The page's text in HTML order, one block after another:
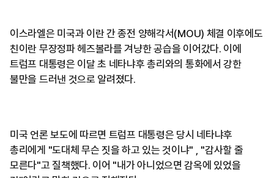
이스라엘은 미국과 이란 간 종전 양해각서(MOU) 체결 이후에도
친이란 무장정파 헤즈볼라를 겨냥한 공습을 이어갔다. 이에
트럼프 대통령은 이달 초 네타냐후 총리와의 통화에서 강한
불만을 드러낸 것으로 알려졌다.
미국 언론 보도에 따르면 트럼프 대통령은 당시 네타냐후
총리에게 "도대체 무슨 짓을 하고 있는 것이냐" , "감사할 줄
모른다"고 질책했다. 이어 "내가 아니었으면 감옥에 있었을